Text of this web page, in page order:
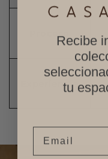
Experiencia
Recibe
tu
Email